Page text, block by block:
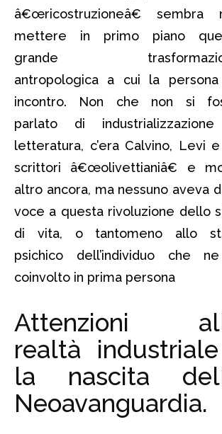
â€œricostruzioneâ€ sembra
mettere in primo piano
grande
antropologica a cui la
incontro. Non che non si
parlato di
letteratura, c’era Calvino, Levi
scrittori â€œolivettianiâ€ e
altro ancora, ma nessuno aveva
voce a questa rivoluzione dello
di vita, o tantomeno allo
psichico dell’individuo che
coinvolto in prima persona
Attenzioni
realtà
la nascita
Neoavanguardia.